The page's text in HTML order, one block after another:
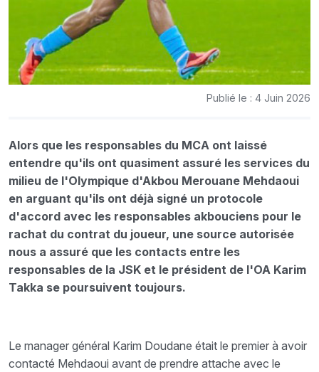
Publié le : 4 Juin 2026
Alors que les responsables du MCA ont laissé
entendre qu'ils ont quasiment assuré les services du
milieu de l'Olympique d'Akbou Merouane Mehdaoui
en arguant qu'ils ont déjà signé un protocole
d'accord avec les responsables akbouciens pour le
rachat du contrat du joueur, une source autorisée
nous a assuré que les contacts entre les
responsables de la JSK et le président de l'OA Karim
Takka se poursuivent toujours.
Le manager général Karim Doudane était le premier à avoir
contacté Mehdaoui avant de prendre attache avec le